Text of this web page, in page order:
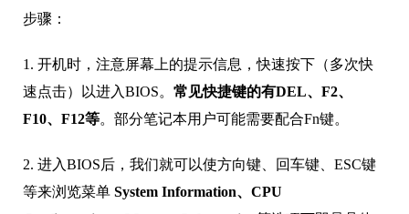
步骤：
1. 开机时，注意屏幕上的提示信息，快速按下（多次快
速点击）以进入BIOS。 常见快捷键的有DEL、F2、
F10、F12等。部分笔记本用户可能需要配合Fn键。
2. 进入BIOS后，我们就可以使方向键、回车键、ESC键
等来浏览菜单 System Information、CPU